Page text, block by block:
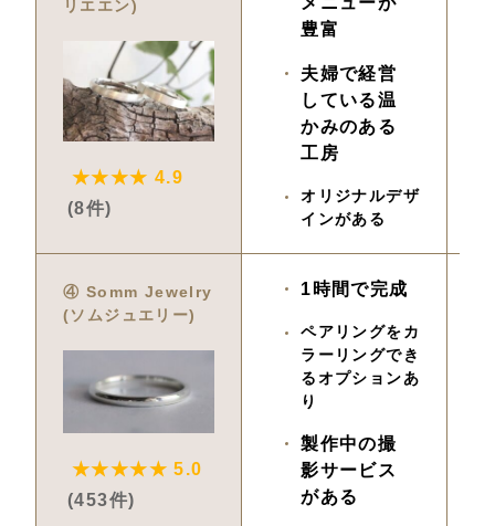
リエエン)
★★★★ 4.9
(8件)
豊富
夫婦で経営
している温
かみのある
工房
オリジナルデザ
インがある
④ Somm Jewelry
(ソムジュエリー)
★★★★★ 5.0
(453件)
1時間で完成
ペアリングをカ
ラーリングでき
るオプションあ
り
製作中の撮
影サービス
がある